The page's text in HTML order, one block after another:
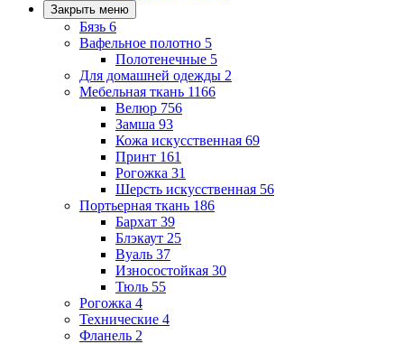
Закрыть меню
Бязь 6
Вафельное полотно 5
Полотенечные 5
Для домашней одежды 2
Мебельная ткань 1166
Велюр 756
Замша 93
Кожа искусственная 69
Принт 161
Рогожка 31
Шерсть искусственная 56
Портьерная ткань 186
Бархат 39
Блэкаут 25
Вуаль 37
Износостойкая 30
Тюль 55
Рогожка 4
Технические 4
Фланель 2